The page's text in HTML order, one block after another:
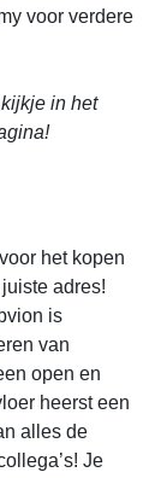
voor verdere
in het
het kopen
adres!
is
van
open en
heerst een
alles de
Je